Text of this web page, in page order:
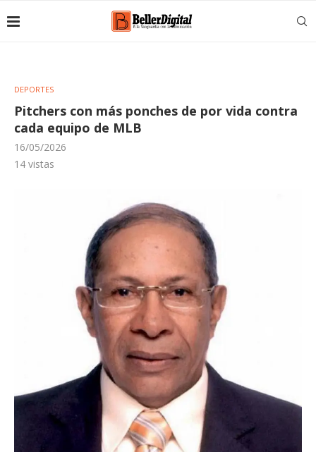
DEPORTES
Pitchers con más ponches de por vida contra
cada equipo de MLB
16/05/2026
14 vistas